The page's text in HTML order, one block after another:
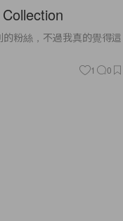
粉絲，不過我真的覺得這
1 0